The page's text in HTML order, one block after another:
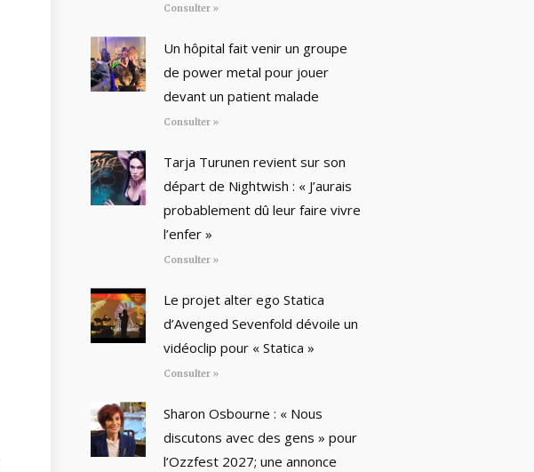
Consulter »
Un hôpital fait venir un groupe
de power metal pour jouer
devant un patient malade
Consulter »
Tarja Turunen revient sur son
départ de Nightwish : « J’aurais
probablement dû leur faire vivre
l’enfer »
Consulter »
Le projet alter ego Statica
d’Avenged Sevenfold dévoile un
vidéoclip pour « Statica »
Consulter »
Sharon Osbourne : « Nous
discutons avec des gens » pour
l’Ozzfest 2027; une annonce